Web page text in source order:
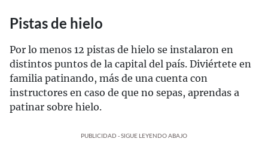
Pistas de hielo
Por lo menos 12 pistas de hielo se instalaron en
distintos puntos de la capital del país. Diviértete en
familia patinando, más de una cuenta con
instructores en caso de que no sepas, aprendas a
patinar sobre hielo.
PUBLICIDAD - SIGUE LEYENDO ABAJO